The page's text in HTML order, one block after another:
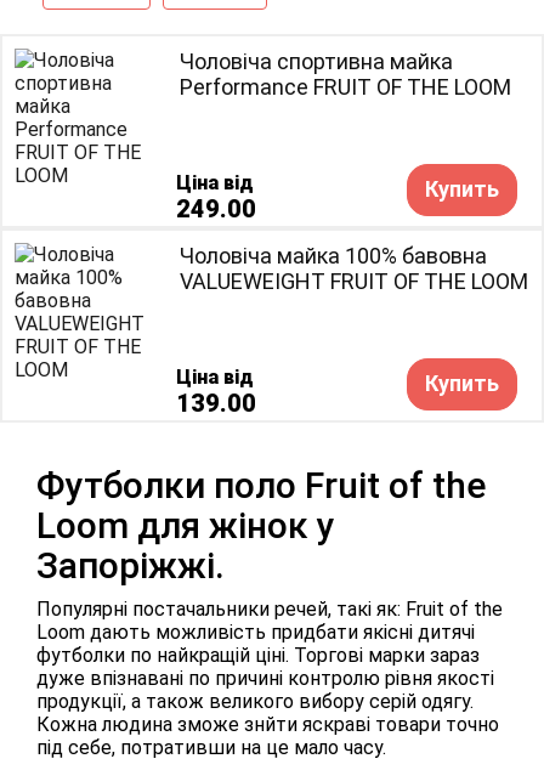
Чоловіча спортивна майка
Performance FRUIT OF THE LOOM
Ціна від
249.00
Купить
Чоловіча майка 100% бавовна
VALUEWEIGHT FRUIT OF THE LOOM
Ціна від
139.00
Купить
Футболки поло Fruit of the
Loom для жінок у
Запоріжжі.
Популярні постачальники речей, такі як: Fruit of the
Loom дають можливість придбати якісні дитячі
футболки по найкращій ціні. Торгові марки зараз
дуже впізнавані по причині контролю рівня якості
продукції, а також великого вибору серій одягу.
Кожна людина зможе знйти яскраві товари точно
під себе, потративши на це мало часу.